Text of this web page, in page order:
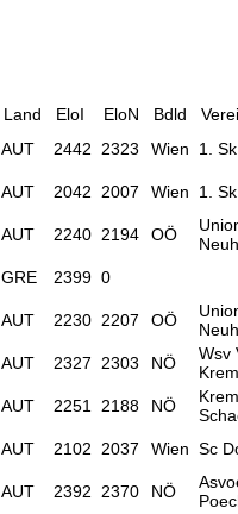
Land EloI EloN Bdld
AUT 2442 2323 Wien 1.
AUT 2042 2007 Wien 1.
AUT 2240 2194 OÖ
GRE 2399 0
AUT 2230 2207 OÖ
AUT 2327 2303 NÖ
Wsv
AUT 2251 2188 NÖ
AUT 2102 2037 Wien Sc
AUT 2392 2370 NÖ